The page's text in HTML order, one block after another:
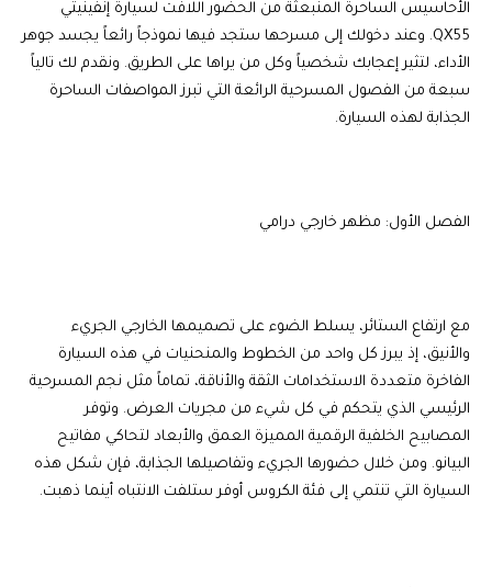
الأحاسيس الساحرة المنبعثة من الحضور اللافت لسيارة إنفينيتي
QX55. وعند دخولك إلى مسرحها ستجد فيها نموذجاً رائعاً يجسد جوهر
الأداء، لتثير إعجابك شخصياً وكل من يراها على الطريق. ونقدم لك تالياً
سبعة من الفصول المسرحية الرائعة التي تبرز المواصفات الساحرة
الجذابة لهذه السيارة.
الفصل الأول: مظهر خارجي درامي
مع ارتفاع الستائر، يسلط الضوء على تصميمها الخارجي الجريء
والأنيق، إذ يبرز كل واحد من الخطوط والمنحنيات في هذه السيارة
الفاخرة متعددة الاستخدامات الثقة والأناقة، تماماً مثل نجم المسرحية
الرئيسي الذي يتحكم في كل شيء من مجريات العرض. وتوفر
المصابيح الخلفية الرقمية المميزة العمق والأبعاد لتحاكي مفاتيح
البيانو. ومن خلال حضورها الجريء وتفاصيلها الجذابة، فإن شكل هذه
السيارة التي تنتمي إلى فئة الكروس أوفر ستلفت الانتباه أينما ذهبت.